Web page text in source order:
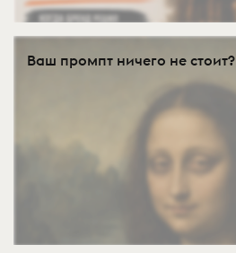
Ваш промпт ничего не стоит?